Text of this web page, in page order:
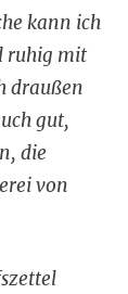
kann ich
ruhig mit
draußen
gut,
die
von